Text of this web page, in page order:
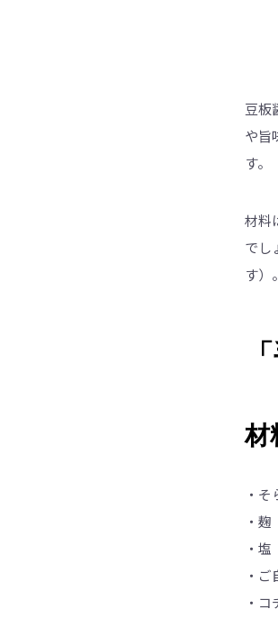
豆板
や旨
す。
材料
でし
す）。
材
・
・
・
・
・